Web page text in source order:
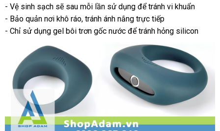
Magic
Motion
Dante
- Vệ sinh sạch đặt
hàng
sẽ sau mỗi lần sử dụng nhập
khẩu
để tránh vi khuẩn
- Bảo quản nơi khô ráogiá
bán
, tránh ánh nắng trực tiếp
- Chỉ sử dụng gel bôi trơn gốc nước tốt
nhất
để tránh hỏng silicon